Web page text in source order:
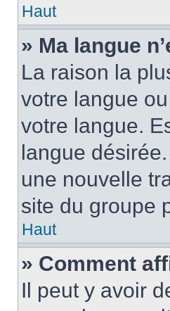
Haut
» Ma langue
La raison la
votre langue
votre langue.
langue
une nouvelle
site du groupe
Haut
» Comment
Il peut y avoir